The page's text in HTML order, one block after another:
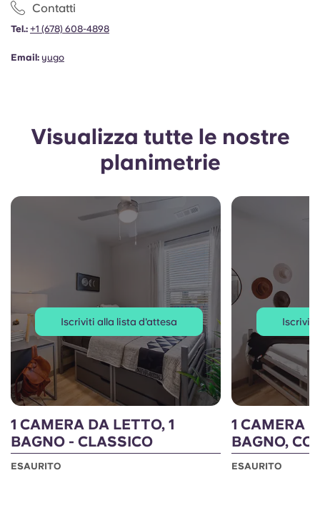
Contatti
Tel.: +1 (678) 608-4898
Email: yugo
Visualizza tutte le nostre
planimetrie
Iscriviti alla lista d'attesa
1 CAMERA DA LETTO, 1
BAGNO - CLASSICO
ESAURITO
Iscriviti
1 CAMERA
BAGNO,
ESAURITO